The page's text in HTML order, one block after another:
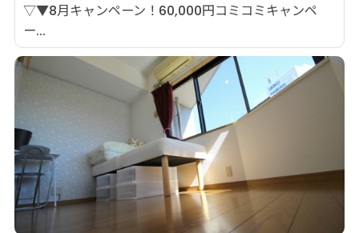
▽▼8月キャンペーン！60,000円コミコミキャンペ
ー...